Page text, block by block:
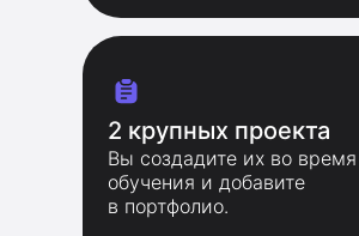
2 крупных проекта
Вы создадите их во время
обучения и добавите
в портфолио.